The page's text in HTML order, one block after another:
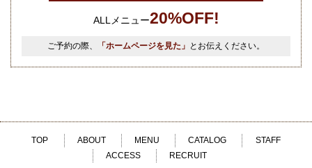
ALLメニュー20%OFF!
ご予約の際、 「ホームページを見た」 とお伝えください。
TOP ABOUT MENU CATALOG
STAFF
ACCESS
RECRUIT